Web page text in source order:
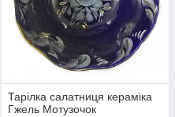
Тарілка салатниця кераміка
Гжель Мотузочок